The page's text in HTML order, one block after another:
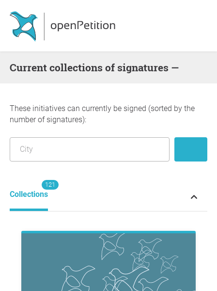
Current collections of signatures —
These initiatives can currently be signed (sorted by the
number of signatures):
Collections
121